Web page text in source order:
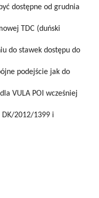
dostępne od grudnia
TDC (duński
do stawek dostępu do
podejście jak do
VULA POI wcześniej
DK/2012/1399 i